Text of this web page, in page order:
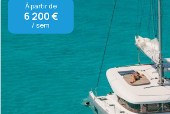
À partir de
6 200 €
/ sem